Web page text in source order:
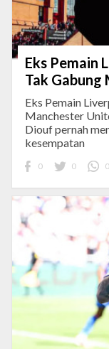
Eks Pemain
Tak
Eks Pemain
Manchester
Diouf pernah
kesempatan
0 0 0